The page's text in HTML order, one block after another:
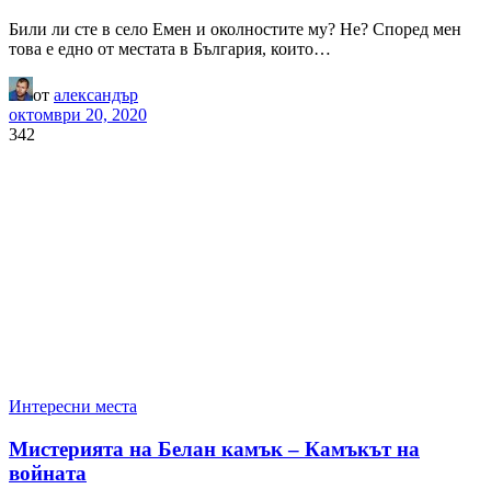
Били ли сте в село Емен и околностите му? Не? Според мен
това е едно от местата в България, които…
от александър
октомври 20, 2020
342
Интересни места
Мистерията на Белан камък – Камъкът на
войната